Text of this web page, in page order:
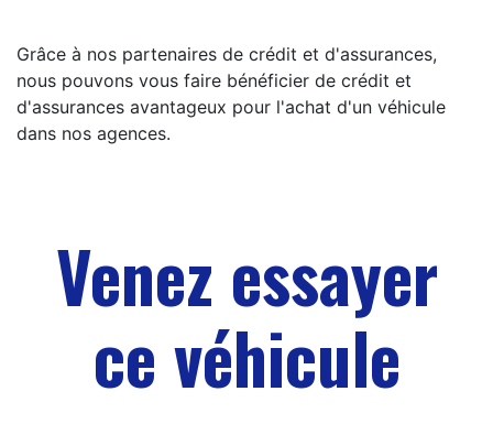
Grâce à nos partenaires de crédit et d'assurances,
nous pouvons vous faire bénéficier de crédit et
d'assurances avantageux pour l'achat d'un véhicule
dans nos agences.
Venez essayer
ce véhicule